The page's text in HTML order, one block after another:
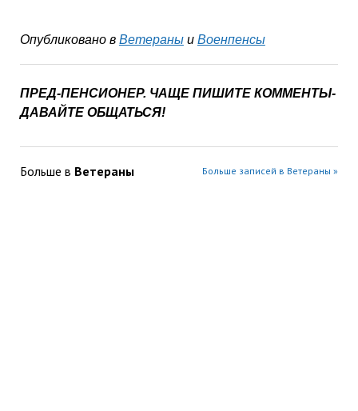
Опубликовано в Ветераныи Военпенсы
ПРЕД-ПЕНСИОНЕР. ЧАЩЕ ПИШИТЕ КОММЕНТЫ-
ДАВАЙТЕ ОБЩАТЬСЯ!
Больше в Ветераны Больше записей в Ветераны »